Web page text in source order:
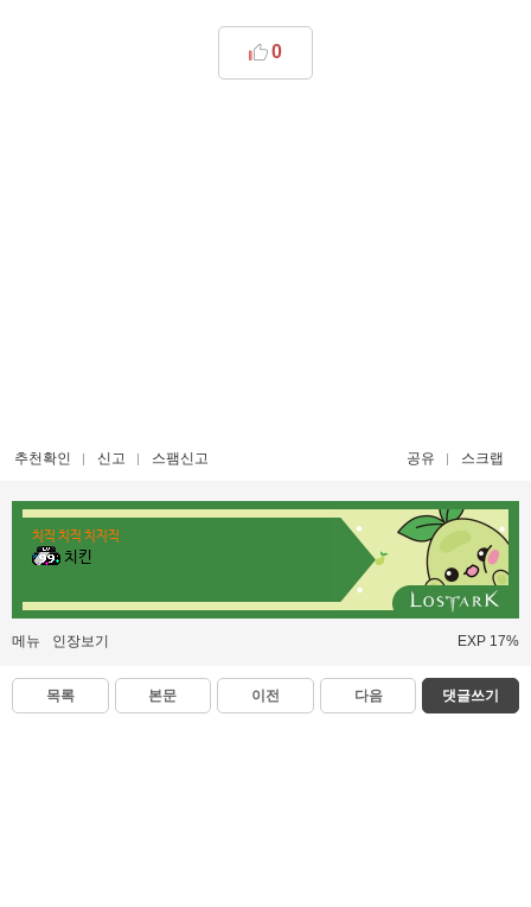
0
추천확인 신고 스팸신고 공유 스크랩
치직 치직 치지직
치킨
메뉴 인장보기 EXP 17%
목록 본문 이전 다음 댓글쓰기